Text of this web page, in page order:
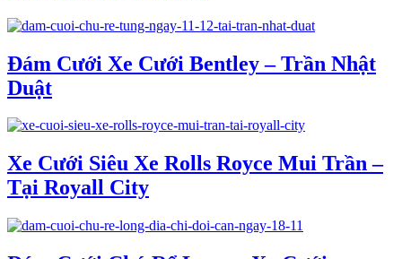
Đám Cưới Xe Cưới Bentley – Trần Nhật
Duật
Xe Cưới Siêu Xe Rolls Royce Mui Trần –
Tại Royall City